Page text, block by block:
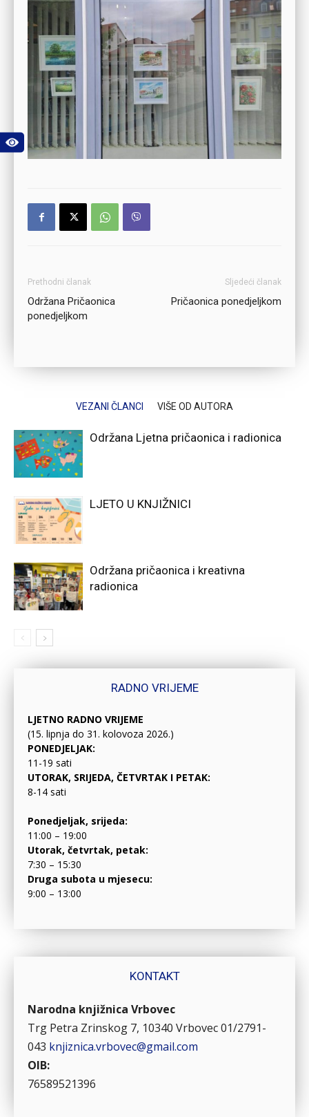
Prethodni članak
Održana Pričaonica
ponedjeljkom
Sljedeći članak
Pričaonica ponedjeljkom
VEZANI ČLANCI VIŠE OD AUTORA
Održana Ljetna pričaonica i radionica
LJETO U KNJIŽNICI
Održana pričaonica i kreativna
radionica
RADNO VRIJEME
LJETNO RADNO VRIJEME
(15. lipnja do 31. kolovoza 2026.)
PONEDJELJAK:
11-19 sati
UTORAK, SRIJEDA, ČETVRTAK I PETAK:
8-14 sati
Ponedjeljak, srijeda:
11:00 – 19:00
Utorak, četvrtak, petak:
7:30 – 15:30
Druga subota u mjesecu:
9:00 – 13:00
KONTAKT
Narodna knjižnica Vrbovec
Trg Petra Zrinskog 7, 10340 Vrbovec01/2791-
043 knjiznica.vrbovec@gmail.com
OIB:
76589521396